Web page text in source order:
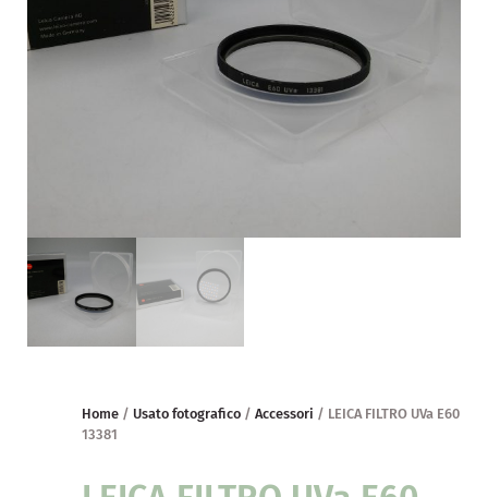
Home / Usato fotografico / Accessori / LEICA FILTRO UVa E60
13381